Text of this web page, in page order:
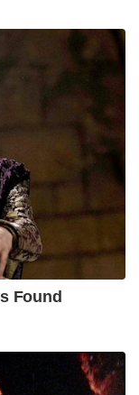
എല്ലാ
ഇന്ത്യൻ
7.7 തീവ്രത
ധാക്ക,
പല
ഈ
റിപ്പോർട്ട്